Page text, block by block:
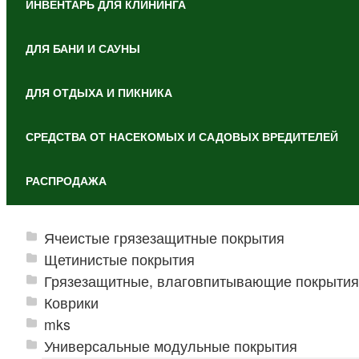
ИНВЕНТАРЬ ДЛЯ КЛИНИНГА
ДЛЯ БАНИ И САУНЫ
ДЛЯ ОТДЫХА И ПИКНИКА
СРЕДСТВА ОТ НАСЕКОМЫХ И САДОВЫХ ВРЕДИТЕЛЕЙ
РАСПРОДАЖА
Ячеистые грязезащитные покрытия
Щетинистые покрытия
Грязезащитные, влаговпитывающие покрытия
Коврики
mks
Универсальные модульные покрытия